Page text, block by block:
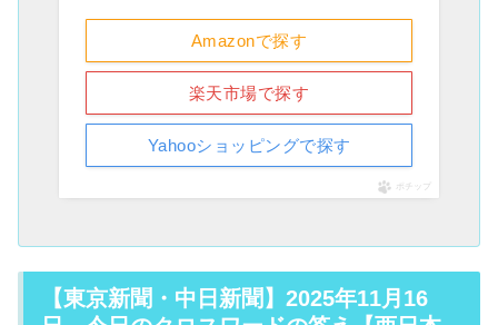
Amazonで探す
楽天市場で探す
Yahooショッピングで探す
ポチップ
【東京新聞・中日新聞】2025年11月16